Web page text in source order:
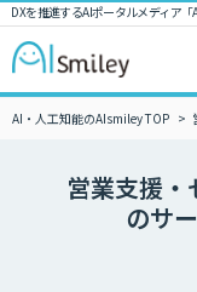
DXを推進するAIポータルメディア
AI・人工知能のAIsmiley TOP
営業支援・
のサ